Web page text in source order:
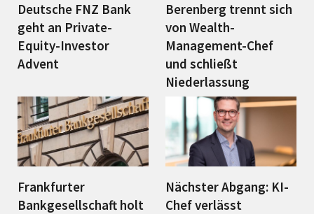
Deutsche FNZ Bank
geht an Private-
Equity-Investor
Advent
Berenberg trennt sich
von Wealth-
Management-Chef
und schließt
Niederlassung
Frankfurter
Bankgesellschaft holt
Nächster Abgang: KI-
Chef verlässt